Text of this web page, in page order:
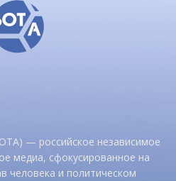
— российское независимое
медиа, сфокусированное на
человека и политическом